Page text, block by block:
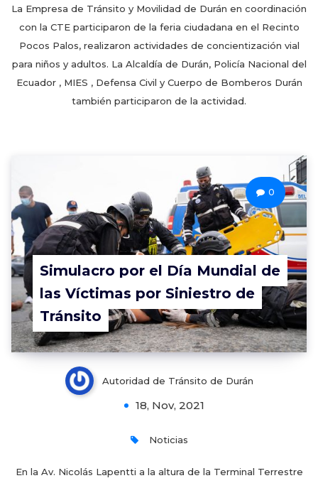
La Empresa de Tránsito y Movilidad de Durán en coordinación
con la CTE participaron de la feria ciudadana en el Recinto
Pocos Palos, realizaron actividades de concientización vial
para niños y adultos. La Alcaldía de Durán, Policía Nacional del
Ecuador , MIES , Defensa Civil y Cuerpo de Bomberos Durán
también participaron de la actividad.
Simulacro por el Día Mundial de
las Víctimas por Siniestro de
Tránsito
0
Autoridad de Tránsito de Durán
18, Nov, 2021
Noticias
En la Av. Nicolás Lapentti a la altura de la Terminal Terrestre